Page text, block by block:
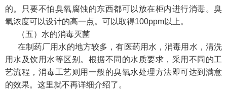
的。只要不怕臭氧腐蚀的东西都可以放在柜内进行消毒。臭
氧浓度可以设计的高一点。可以取得100ppm以上。
（五）水的消毒灭菌
在制药厂用水的地方较多，有医药用水，消毒用水，清洗
用水及饮用水等区别。根据不同的水质要求，采用不同的工
艺流程，消毒工艺则用一般的臭氧水处理方法即可达到满意
的效果。这里就不再详细介绍了。